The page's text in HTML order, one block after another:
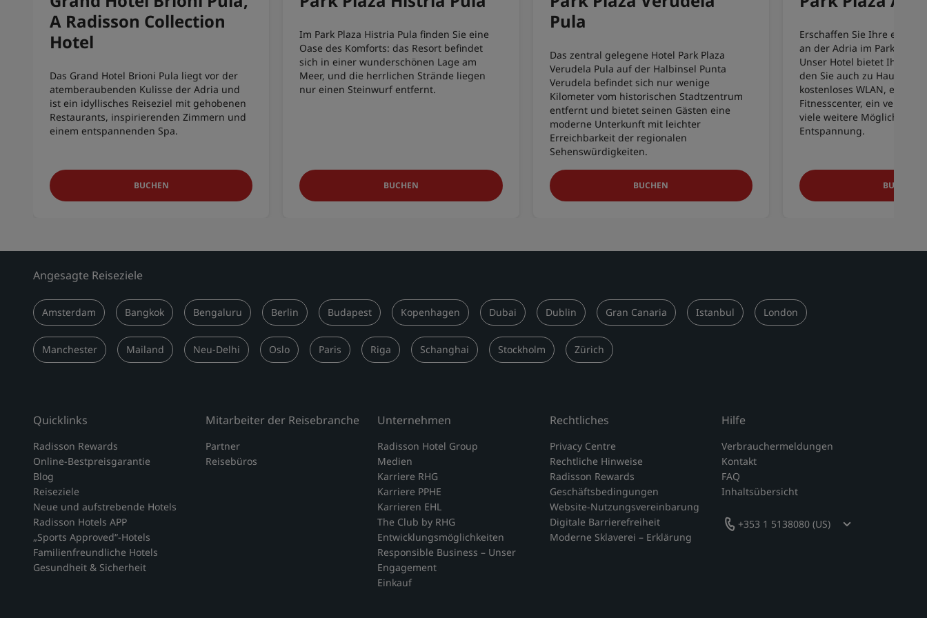
A Radisson Collection
Hotel
Das Grand Hotel Brioni Pula liegt vor der
atemberaubenden Kulisse der Adria und
ist ein idyllisches Reiseziel mit gehobenen
Restaurants, inspirierenden Zimmern und
einem entspannenden Spa.
BUCHEN
Im Park Plaza Histria Pula finden Sie eine
Oase des Komforts: das Resort befindet
sich in einer wunderschönen Lage am
Meer, und die herrlichen Strände liegen
nur einen Steinwurf entfernt.
BUCHEN
Pula
Das zentral gelegene Hotel Park Plaza
Verudela Pula auf der Halbinsel Punta
Verudela befindet sich nur wenige
Kilometer vom historischen Stadtzentrum
entfernt und bietet seinen Gästen eine
moderne Unterkunft mit leichter
Erreichbarkeit der regionalen
Sehenswürdigkeiten.
BUCHEN
Erschaffen Sie Ihre eigene
an der Adria im Park Plaza
Unser Hotel bietet Ihnen
den Sie auch zu Hause
kostenloses WLAN, ein
Fitnesscenter, ein
viele weitere
Entspannung.
BUCHEN
Angesagte Reiseziele
Amsterdam Bangkok Bengaluru Berlin Budapest Kopenhagen Dubai Dublin Gran Canaria Istanbul London
Manchester Mailand Neu-Delhi Oslo Paris Riga Schanghai Stockholm Zürich
Quicklinks
Radisson Rewards
Online-Bestpreisgarantie
Blog
Reiseziele
Neue und aufstrebende Hotels
Radisson Hotels APP
„Sports Approved“-Hotels
Familienfreundliche Hotels
Gesundheit & Sicherheit
Mitarbeiter der Reisebranche
Partner
Reisebüros
Unternehmen
Radisson Hotel Group
Medien
Karriere RHG
Karriere PPHE
Karrieren EHL
The Club by RHG
Entwicklungsmöglichkeiten
Responsible Business – Unser
Engagement
Einkauf
Rechtliches
Privacy Centre
Rechtliche Hinweise
Radisson Rewards
Geschäftsbedingungen
Website-Nutzungsvereinbarung
Digitale Barrierefreiheit
Moderne Sklaverei – Erklärung
Hilfe
Verbrauchermeldungen
Kontakt
FAQ
Inhaltsübersicht
+353 1 5138080 (US)